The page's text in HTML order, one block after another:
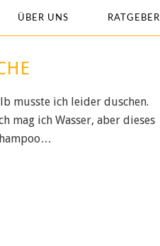
ÜBER UNS RATGEBER
musste ich leider duschen.
mag ich Wasser, aber dieses